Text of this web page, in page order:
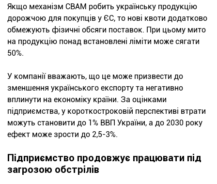
Якщо механізм CBAM робить українську продукцію
дорожчою для покупців у ЄС, то нові квоти додатково
обмежують фізичні обсяги поставок. При цьому мито
на продукцію понад встановлені ліміти може сягати
50%.
У компанії вважають, що це може призвести до
зменшення українського експорту та негативно
вплинути на економіку країни. За оцінками
підприємства, у короткостроковій перспективі втрати
можуть становити до 1% ВВП України, а до 2030 року
ефект може зрости до 2,5-3%.
Підприємство продовжує працювати під
загрозою обстрілів